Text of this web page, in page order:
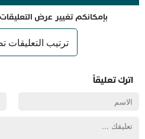
بإمكانكم تغيير عرض
اترك تعليقاً